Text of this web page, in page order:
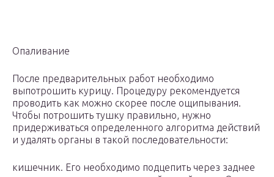
Опаливание
После предварительных работ необходимо
выпотрошить курицу. Процедуру рекомендуется
проводить как можно скорее после ощипывания.
Чтобы потрошить тушку правильно, нужно
придерживаться определенного алгоритма действий
и удалять органы в такой последовательности:
кишечник. Его необходимо подцепить через заднее